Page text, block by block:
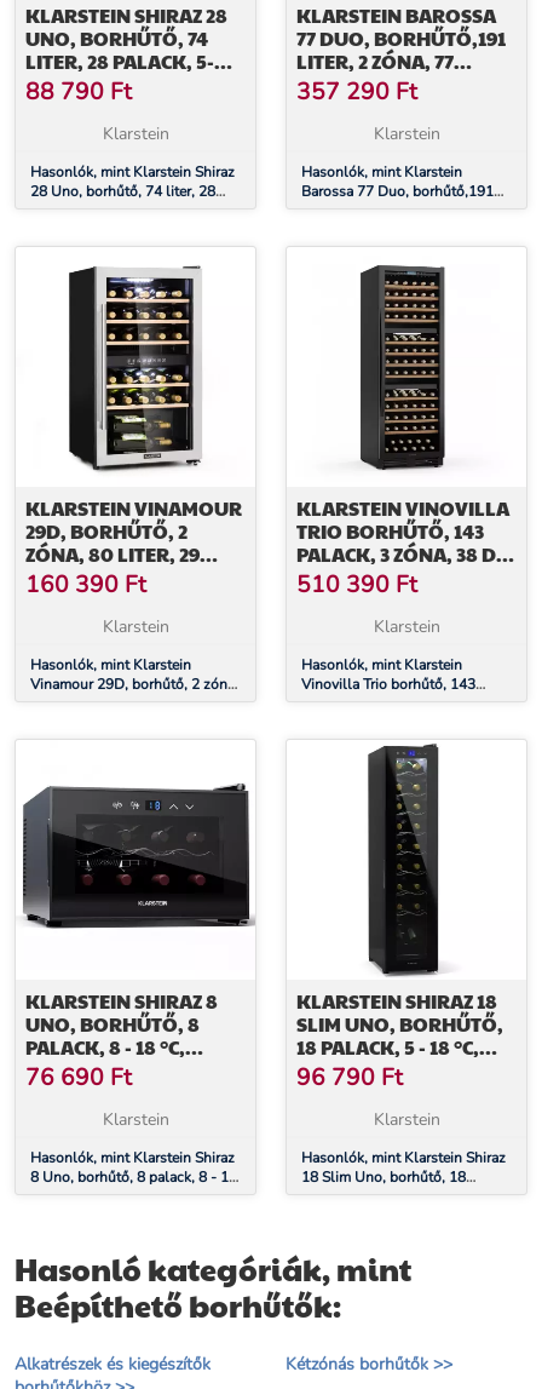
KLARSTEIN SHIRAZ 28
UNO, BORHŰTŐ, 74
LITER, 28 PALACK, 5-
18°C,
ÉRINTŐKÉPERNYŐS
VEZÉRLŐPANEL
88 790 Ft
Klarstein
Hasonlók, mint Klarstein Shiraz
28 Uno, borhűtő, 74 liter, 28
palack, 5-18°C, érintőképernyős
KLARSTEIN BAROSSA
77 DUO, BORHŰTŐ,191
LITER, 2 ZÓNA, 77
PALACK,
ÉRINTŐKÉPERNYŐS,
LED, FEKETE
357 290 Ft
Klarstein
Hasonlók, mint Klarstein
Barossa 77 Duo, borhűtő,191
liter, 2 zóna, 77 palack,
KLARSTEIN VINAMOUR
29D, BORHŰTŐ, 2
ZÓNA, 80 LITER, 29
PALACK, 5 - 22 °C,
ÉRINTÉSVEZÉRLÉS
160 390 Ft
Klarstein
Hasonlók, mint Klarstein
Vinamour 29D, borhűtő, 2 zóna,
80 liter, 29 palack, 5 - 22 °C,
KLARSTEIN VINOVILLA
TRIO BORHŰTŐ, 143
PALACK, 3 ZÓNA, 38 DB,
12 POLC,
KOMPRESSZOR, 413
510 390 Ft
Klarstein
Hasonlók, mint Klarstein
Vinovilla Trio borhűtő, 143
palack, 3 zóna, 38 dB, 12 polc,
KLARSTEIN SHIRAZ 8
UNO, BORHŰTŐ, 8
PALACK, 8 - 18 °C,
ÉRINTŐS VEZÉRLÉS
76 690 Ft
Klarstein
Hasonlók, mint Klarstein Shiraz
8 Uno, borhűtő, 8 palack, 8 - 18
°C, érintős vezérlés
KLARSTEIN SHIRAZ 18
SLIM UNO, BORHŰTŐ,
18 PALACK, 5 - 18 °C,
ÉRINTÉSVEZÉRLÉS
96 790 Ft
Klarstein
Hasonlók, mint Klarstein Shiraz
18 Slim Uno, borhűtő, 18
palack, 5 - 18 °C, érintésvezérlés
Hasonló kategóriák, mint
Beépíthető borhűtők:
Alkatrészek és kiegészítők
Kétzónás borhűtők >>